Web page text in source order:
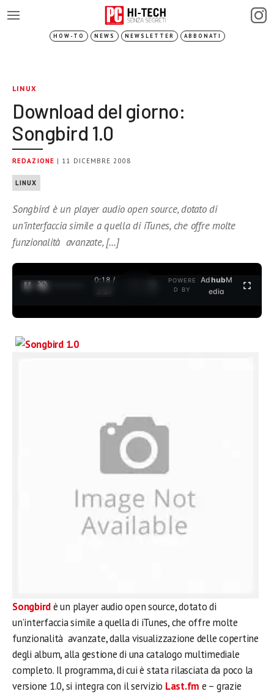
HOW-TO NEWS NEWSLETTER ABBONATI
LINUX
Download del giorno:
Songbird 1.0
REDAZIONE | 11 DICEMBRE 2008
LINUX
Songbird è un player audio open source, dotato di
un’interfaccia simile a quella di iTunes, che offre molte
funzionalità avanzate, […]
0:18 /
3:37
POWERE
D BY
AdhubM
edia
Songbirdè un player audio open source, dotato di
un’interfaccia simile a quella di iTunes, che offre molte
funzionalità avanzate, dalla visualizzazione delle copertine
degli album, alla gestione di una catalogo multimediale
completo. Il programma, di cui è stata rilasciata da poco la
versione 1.0, si integra con il servizio Last.fm e – grazie